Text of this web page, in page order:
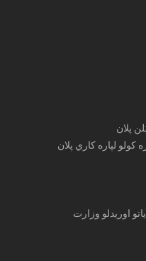
پلان
کولو لپاره کاري پلان
اوریدلو وزارت